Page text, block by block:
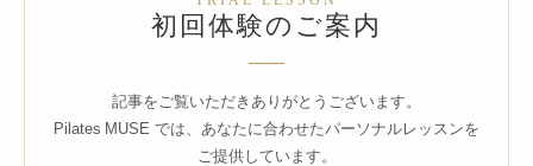
初回体験のご案内
記事をご覧いただきありがとうございます。
Pilates MUSE では、あなたに合わせたパーソナルレッスンを
ご提供しています。